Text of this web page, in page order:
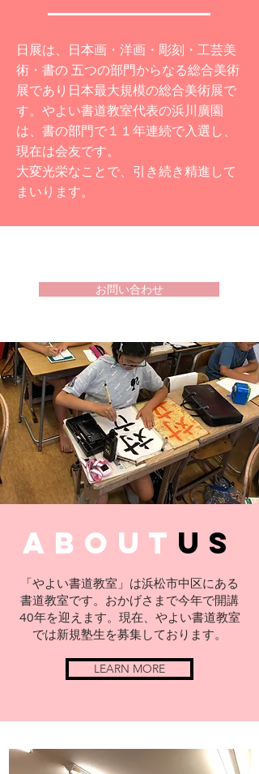
お問い合わせ
about us
「やよい書道教室」は浜松市中区にある
書道教室です。おかげさまで今年で開講
40年を迎えます。現在、やよい書道教室
では新規塾生を募集しております。
LEARN MORE
日展は、 日本画・洋画・彫刻・工芸美
術・書の 五つの部門からなる総合美術
展であり日本最大規模の総合美術展で
す。 やよい書道教室代表の浜川廣園
は、書の部門で１１年連続で入選し、
現在は会友です。
大変光栄なことで、引き続き精進して
まいります。